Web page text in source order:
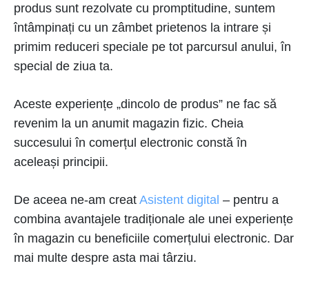
produs sunt rezolvate cu promptitudine, suntem
întâmpinați cu un zâmbet prietenos la intrare și
primim reduceri speciale pe tot parcursul anului, în
special de ziua ta.
Aceste experiențe „dincolo de produs” ne fac să
revenim la un anumit magazin fizic. Cheia
succesului în comerțul electronic constă în
aceleași principii.
De aceea ne-am creat Asistent digital – pentru a
combina avantajele tradiționale ale unei experiențe
în magazin cu beneficiile comerțului electronic. Dar
mai multe despre asta mai târziu.